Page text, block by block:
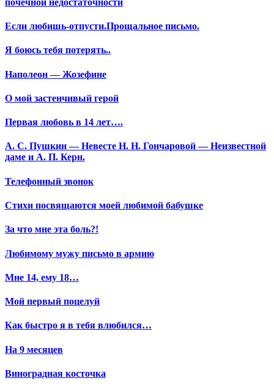
Если любишь-отпусти.Прощальное письмо.
Я боюсь тебя потерять..
Наполеон — Жозефине
О мой застенчивый герой
Первая любовь в 14 лет….
А. С. Пушкин — Невесте Н. Н. Гончаровой — Неизвестной
даме и А. П. Керн.
Телефонный звонок
Стихи посвящаются моей любимой бабушке
За что мне эта боль?!
Любимому мужу письмо в армию
Мне 14, ему 18…
Мой первый поцелуй
Как быстро я в тебя влюбился…
На 9 месяцев
Виноградная косточка